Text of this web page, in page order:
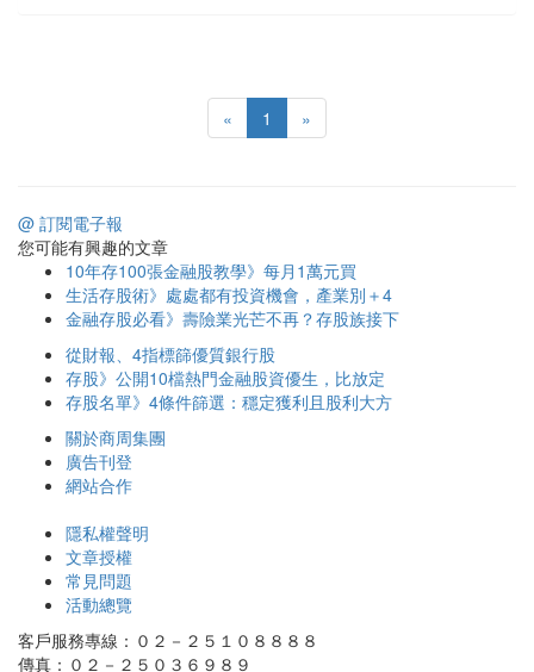
« 1 »
@ 訂閱電子報
您可能有興趣的文章
10年存100張金融股教學》每月1萬元買
生活存股術》處處都有投資機會，產業別＋4
金融存股必看》壽險業光芒不再？存股族接下
從財報、4指標篩優質銀行股
存股》公開10檔熱門金融股資優生，比放定
存股名單》4條件篩選：穩定獲利且股利大方
關於商周集團
廣告刊登
網站合作
隱私權聲明
文章授權
常見問題
活動總覽
客戶服務專線：０２－２５１０８８８８
傳真：０２－２５０３６９８９